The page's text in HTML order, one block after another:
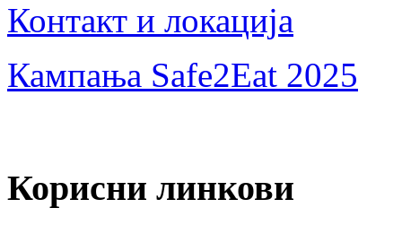
Контакт и локација
Кампања Safe2Eat 2025
Корисни линкови